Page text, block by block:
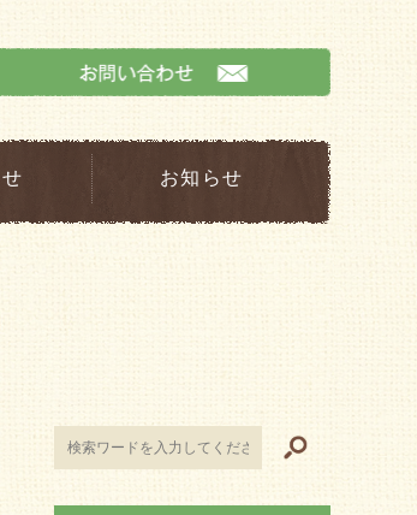
お知らせ